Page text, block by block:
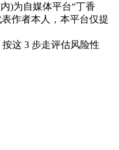
)为自媒体平台“丁香
作者本人，本平台仅提
这 3 步走评估风险性